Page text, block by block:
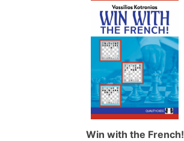
Win with the French!